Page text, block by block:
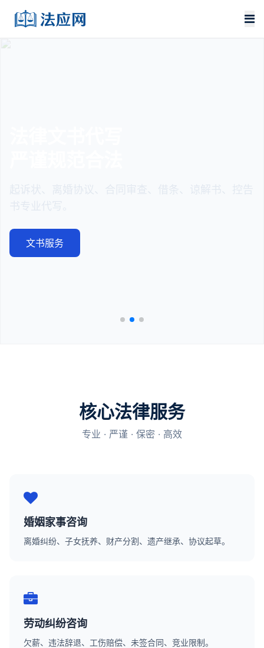
文书服务
核心法律服务
专业 · 严谨 · 保密 · 高效
婚姻家事咨询
离婚纠纷、子女抚养、财产分割、遗产继承、协议起草。
劳动纠纷咨询
欠薪、违法辞退、工伤赔偿、未签合同、竞业限制。